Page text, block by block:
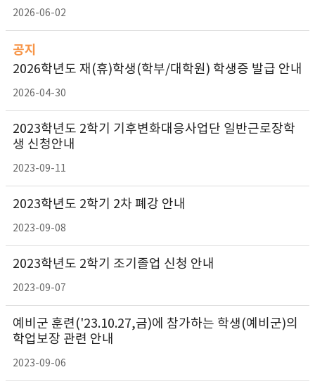
2026-06-02
공지
2026학년도 재(휴)학생(학부/대학원) 학생증 발급 안내
2026-04-30
2023학년도 2학기 기후변화대응사업단 일반근로장학
생 신청안내
2023-09-11
2023학년도 2학기 2차 폐강 안내
2023-09-08
2023학년도 2학기 조기졸업 신청 안내
2023-09-07
예비군 훈련('23.10.27,금)에 참가하는 학생(예비군)의
학업보장 관련 안내
2023-09-06